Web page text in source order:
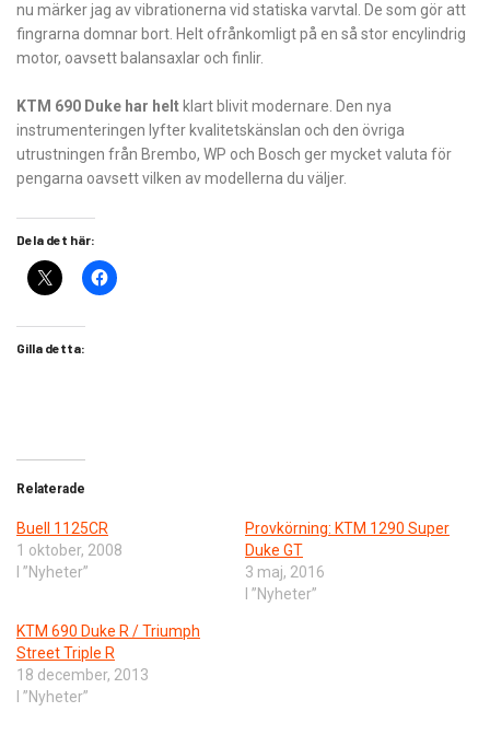
nu märker jag av vibrationerna vid statiska varvtal. De som gör att
fingrarna domnar bort. Helt ofrånkomligt på en så stor encylindrig
motor, oavsett balansaxlar och finlir.
KTM 690 Duke har helt klart blivit ­modernare. Den nya
instrumenteringen lyfter kvalitetskänslan och den övriga
utrustningen från Brembo, WP och Bosch ger mycket valuta för
pengarna oavsett vilken av ­modellerna du väljer.
Dela det här:
Gilla detta:
Relaterade
Buell 1125CR
1 oktober, 2008
I ”Nyheter”
Provkörning: ​KTM 1290 Super
Duke GT
3 maj, 2016
I ”Nyheter”
KTM 690 Duke R / Triumph
Street Triple R
18 december, 2013
I ”Nyheter”